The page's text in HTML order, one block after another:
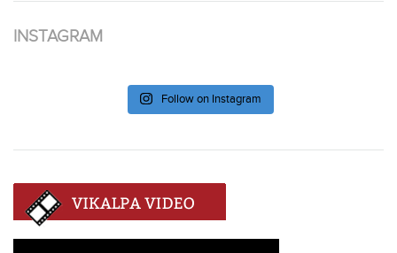
INSTAGRAM
Follow on Instagram